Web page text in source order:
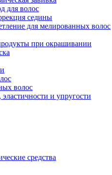
для волос
седины
для мелированных волос
при окрашивании
волос
и упругости
средства